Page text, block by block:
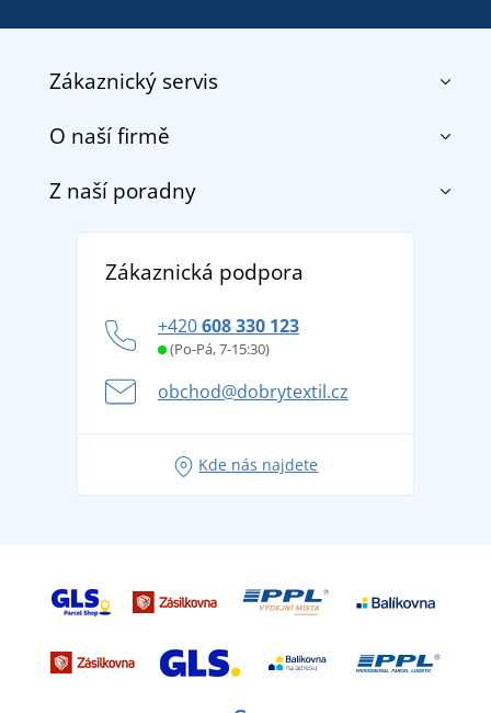
Zákaznický servis
Kontakt
Doprava a platba
Vrácení zboží a reklamace
Potisk a výšivka
Věrnostní program BONTIS +
O naší firmě
O nás
DobrýTextil pro firmy a organizace
Z naší poradny
tradicí od roku 1976
Letní dobrodružství začíná balením aneb připravte
se na dovolenou bez starostí
Tipy na svěží outfity pro pohodové léto
Zákaznická podpora
+420608 330 123
(Po-Pá, 7-15:30)
obchod@dobrytextil.cz
Kde nás najdete